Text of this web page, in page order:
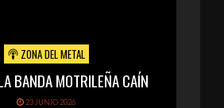
ZONA DEL METAL
BANDA MOTRILEÑA CAÍN
23 JUNIO 2026